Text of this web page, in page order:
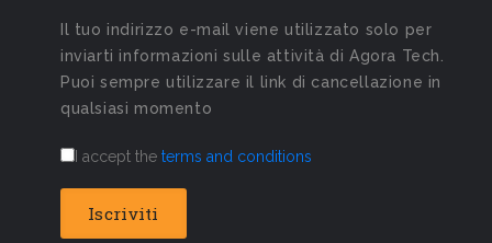
Il tuo indirizzo e-mail viene utilizzato solo per
inviarti informazioni sulle attività di Agora Tech.
Puoi sempre utilizzare il link di cancellazione in
qualsiasi momento
I accept the terms and conditions